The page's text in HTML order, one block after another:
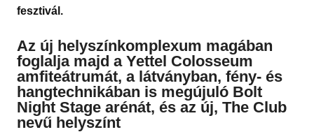
fesztivál.
Az új helyszínkomplexum magában
foglalja majd a Yettel Colosseum
amfiteátrumát, a látványban, fény- és
hangtechnikában is megújuló Bolt
Night Stage arénát, és az új, The Club
nevű helyszínt